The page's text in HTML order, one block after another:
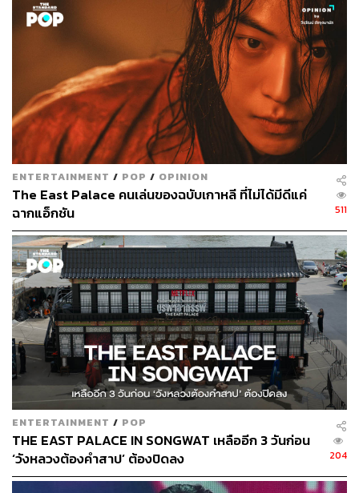
อ้างอิง:
https://koreajoongangdaily.joins.com/news/2026-05-
18/entertainment/television/IU-actor-Byeon-Wooseok
-publicly-apologize-for-historical-inaccuracies-in-Perf
ect-Crown/2595042
TAGS: Byeon Woo-seok บิดเบือนข้อมูล
Perfect Crown
ประวัติศาสตร์
IU วัฒนธรรม
ราชวงศ์
ซีรีส์เกาหลี
271
ABOUT THE AUTHOR
ภัทรณกัญ อนันเต่า
กองบรรณาธิการคัลเจอร์ สำนักข่าว THE
STANDARD
ENTERTAINMENT / POP / OPINION
The East Palace คนเล่นของฉบับเกาหลี ที่ไม่ได้มีดีแค่
ฉากแอ็กชัน
511
ENTERTAINMENT / POP
THE EAST PALACE IN SONGWAT เหลืออีก 3 วันก่อน
‘วังหลวงต้องคำสาป’ ต้องปิดลง
204